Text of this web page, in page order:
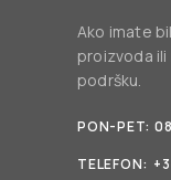
Ako imate
proizvoda
podršku.
PON-PET:
TELEFON: